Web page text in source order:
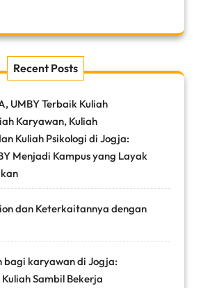
Recent Posts
UMBY Terbaik Kuliah
Karyawan, Kuliah
Kuliah Psikologi di Jogja:
Menjadi Kampus yang Layak
dan Keterkaitannya dengan
bagi karyawan di Jogja:
Sambil Bekerja